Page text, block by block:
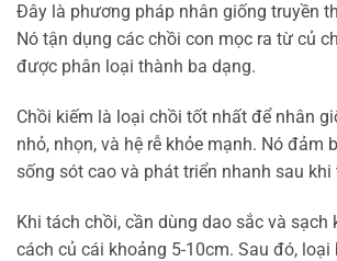
Đây là phương pháp nhân giống truyền
Nó tận dụng các chồi con mọc ra từ củ
được phân loại thành ba dạng.
Chồi kiếm là loại chồi tốt nhất để nhân
nhỏ, nhọn, và hệ rễ khỏe mạnh. Nó đảm
sống sót cao và phát triển nhanh sau khi
Khi tách chồi, cần dùng dao sắc và sạch
cách củ cái khoảng 5-10cm. Sau đó, loại